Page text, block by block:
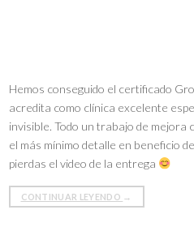
Hemos conseguido el certificado
acredita como clínica excelente
invisible. Todo un trabajo de
el más mínimo detalle en beneficio
pierdas el video de la entrega
CONTINUAR LEYENDO →